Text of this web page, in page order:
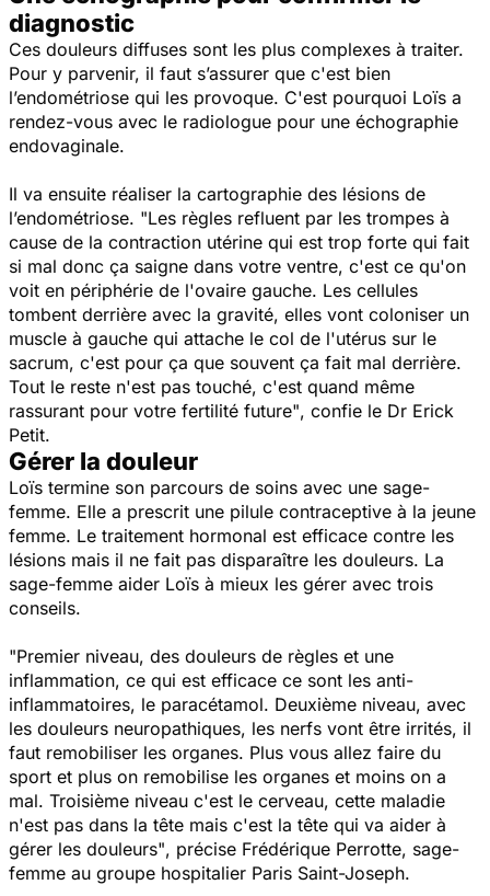
diagnostic
Ces douleurs diffuses sont les plus complexes à traiter.
Pour y parvenir, il faut s’assurer que c'est bien
l’endométriose qui les provoque. C'est pourquoi Loïs a
rendez-vous avec le radiologue pour une échographie
endovaginale.
Il va ensuite réaliser la cartographie des lésions de
l’endométriose. "Les règles refluent par les trompes à
cause de la contraction utérine qui est trop forte qui fait
si mal donc ça saigne dans votre ventre, c'est ce qu'on
voit en périphérie de l'ovaire gauche. Les cellules
tombent derrière avec la gravité, elles vont coloniser un
muscle à gauche qui attache le col de l'utérus sur le
sacrum, c'est pour ça que souvent ça fait mal derrière.
Tout le reste n'est pas touché, c'est quand même
rassurant pour votre fertilité future", confie le Dr Erick
Petit.
Gérer la douleur
Loïs termine son parcours de soins avec une sage-
femme. Elle a prescrit une pilule contraceptive à la jeune
femme. Le traitement hormonal est efficace contre les
lésions mais il ne fait pas disparaître les douleurs. La
sage-femme aider Loïs à mieux les gérer avec trois
conseils.
"Premier niveau, des douleurs de règles et une
inflammation, ce qui est efficace ce sont les anti-
inflammatoires, le paracétamol. Deuxième niveau, avec
les douleurs neuropathiques, les nerfs vont être irrités, il
faut remobiliser les organes. Plus vous allez faire du
sport et plus on remobilise les organes et moins on a
mal. Troisième niveau c'est le cerveau, cette maladie
n'est pas dans la tête mais c'est la tête qui va aider à
gérer les douleurs", précise Frédérique Perrotte, sage-
femme au groupe hospitalier Paris Saint-Joseph.